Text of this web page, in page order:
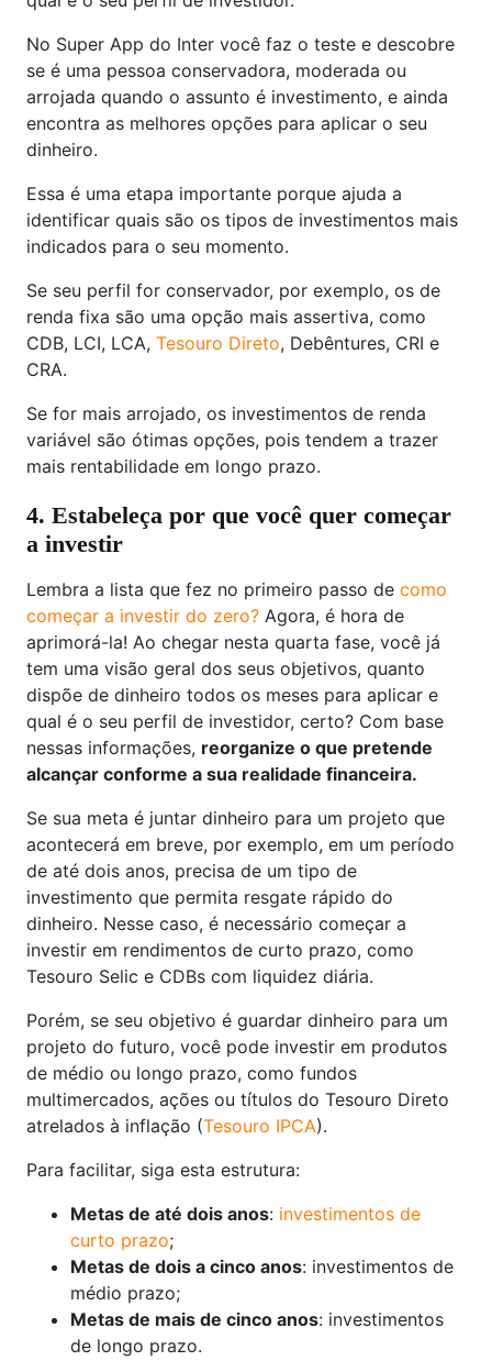
No Super App do Inter você faz o teste e descobre
se é uma pessoa conservadora, moderada ou
arrojada quando o assunto é investimento, e ainda
encontra as melhores opções para aplicar o seu
dinheiro.
Essa é uma etapa importante porque ajuda a
identificar quais são os tipos de investimentos mais
indicados para o seu momento.
Se seu perfil for conservador, por exemplo, os de
renda fixa são uma opção mais assertiva, como
CDB, LCI, LCA, Tesouro Direto, Debêntures, CRI e
CRA.
Se for mais arrojado, os investimentos de renda
variável são ótimas opções, pois tendem a trazer
mais rentabilidade em longo prazo.
4. Estabeleça por que você quer começar
a investir
Lembra a lista que fez no primeiro passo de como
começar a investir do zero? Agora, é hora de
aprimorá-la! Ao chegar nesta quarta fase, você já
tem uma visão geral dos seus objetivos, quanto
dispõe de dinheiro todos os meses para aplicar e
qual é o seu perfil de investidor, certo? Com base
nessas informações, reorganize o que pretende
alcançar conforme a sua realidade financeira.
Se sua meta é juntar dinheiro para um projeto que
acontecerá em breve, por exemplo, em um período
de até dois anos, precisa de um tipo de
investimento que permita resgate rápido do
dinheiro. Nesse caso, é necessário começar a
investir em rendimentos de curto prazo, como
Tesouro Selic e CDBs com liquidez diária.
Porém, se seu objetivo é guardar dinheiro para um
projeto do futuro, você pode investir em produtos
de médio ou longo prazo, como fundos
multimercados, ações ou títulos do Tesouro Direto
atrelados à inflação (Tesouro IPCA).
Para facilitar, siga esta estrutura:
Metas de até dois anos: investimentos de
curto prazo;
Metas de dois a cinco anos: investimentos de
médio prazo;
Metas de mais de cinco anos: investimentos
de longo prazo.